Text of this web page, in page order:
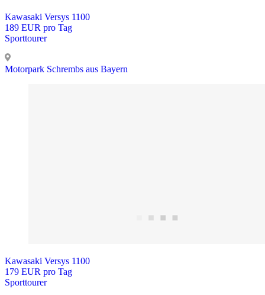
Kawasaki Versys 1100
189 EUR pro Tag
Sporttourer
Motorpark Schrembs aus Bayern
Kawasaki Versys 1100
179 EUR pro Tag
Sporttourer